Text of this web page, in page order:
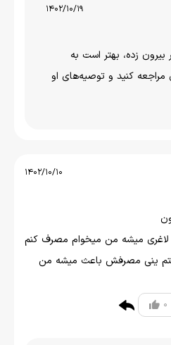
1402/10/19
زده، بهتر است به
کنید و توصیه‌های او
1402/10/10
میشه من میخوام مصرف کنم
ینی مصرفش باعث میشه من
0